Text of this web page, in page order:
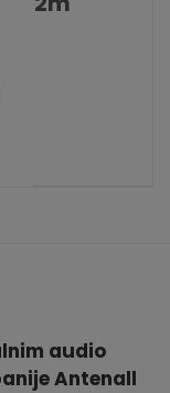
audio
Antenall